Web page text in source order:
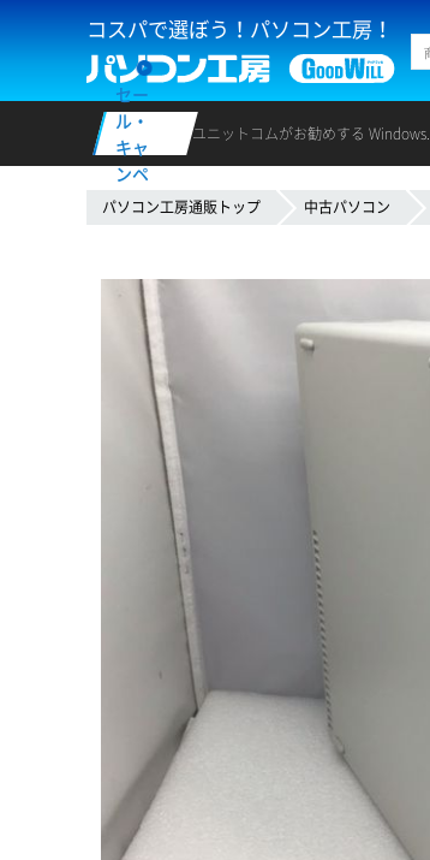
コスパで選ぼう！パソコン工房！
セー
ル・
キャ
ンペ
ーン
ユニットコムがお勧めする Windows.
パソコン工房通販トップ 中古パソコン